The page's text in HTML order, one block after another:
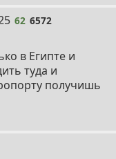
62 6572
в Египте и
туда и
получишь